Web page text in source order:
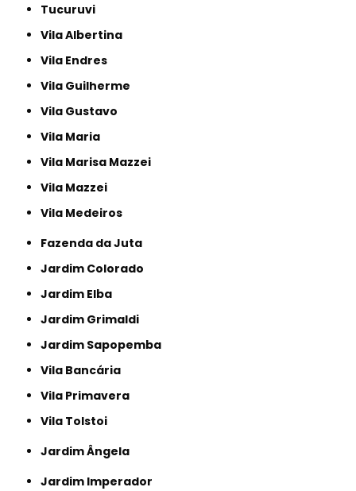
Tucuruvi
Vila Albertina
Vila Endres
Vila Guilherme
Vila Gustavo
Vila Maria
Vila Marisa Mazzei
Vila Mazzei
Vila Medeiros
Fazenda da Juta
Jardim Colorado
Jardim Elba
Jardim Grimaldi
Jardim Sapopemba
Vila Bancária
Vila Primavera
Vila Tolstoi
Jardim Ângela
Jardim Imperador